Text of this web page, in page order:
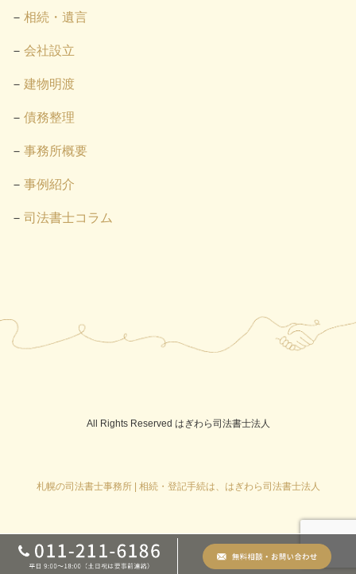
相続・遺言
会社設立
建物明渡
債務整理
事務所概要
事例紹介
司法書士コラム
All Rights Reserved はぎわら司法書士法人
札幌の司法書士事務所 | 相続・登記手続は、はぎわら司法書士法人